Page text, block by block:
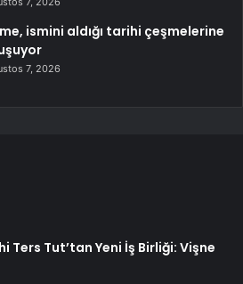
ismini aldığı tarihi çeşmelerine
7, 2026
Ters Tut’tan Yeni İş Birliği: Vişne